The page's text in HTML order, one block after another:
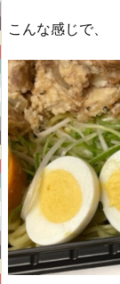
こんな感じで、